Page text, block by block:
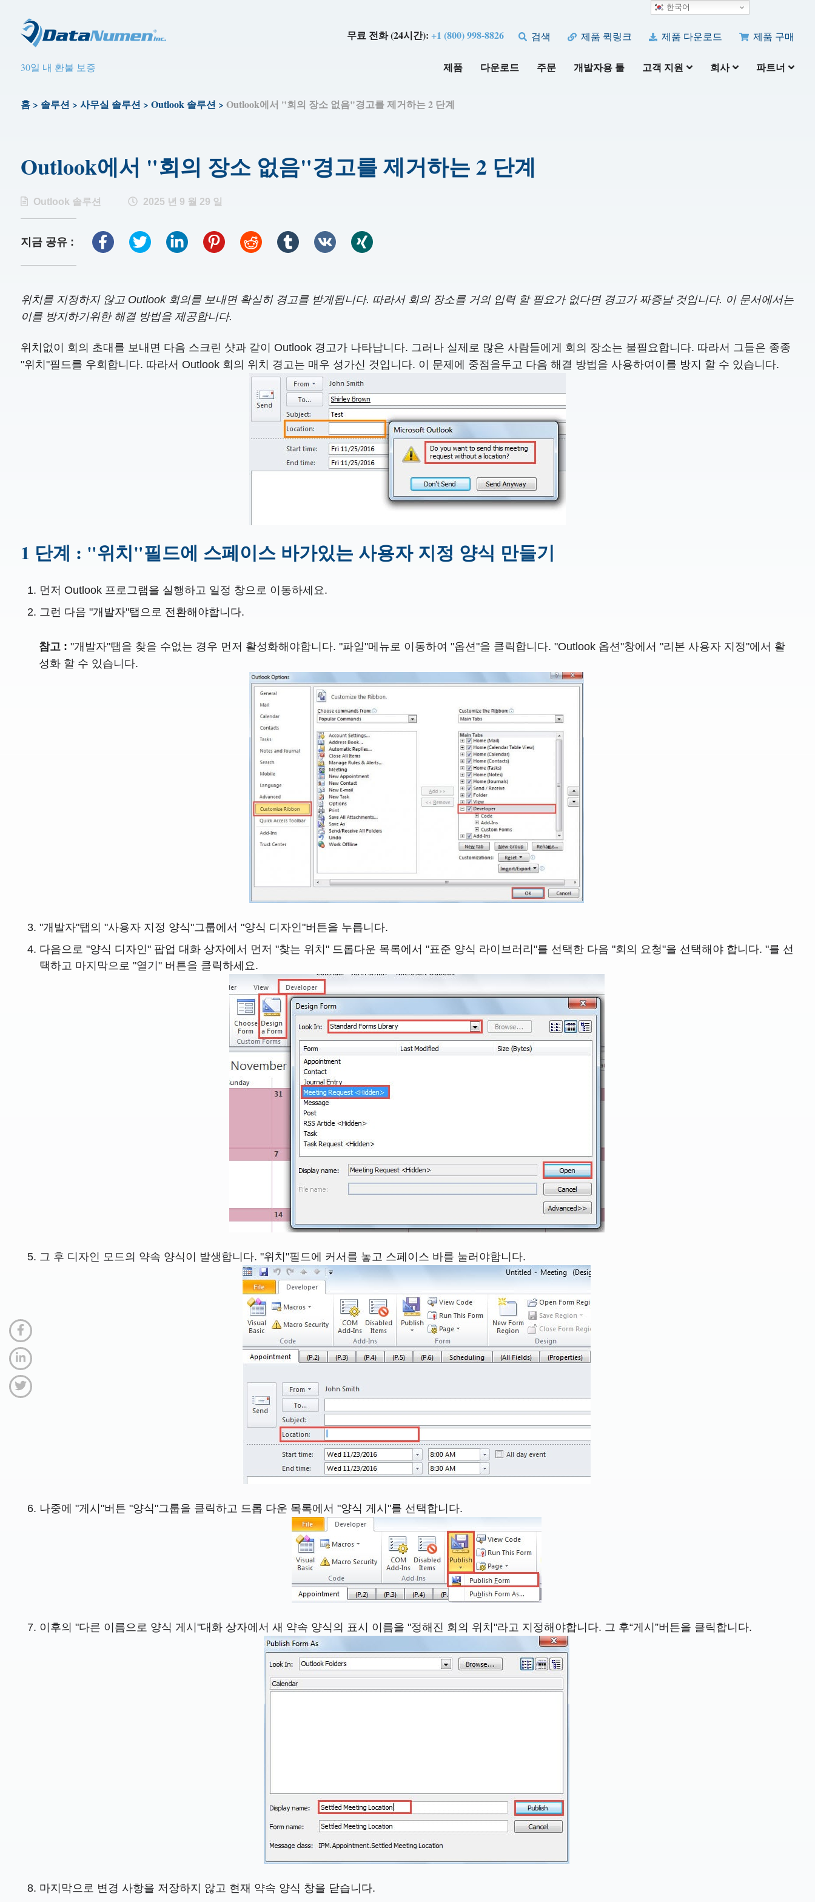
무료 전화 (24시간):+1 (800) 998-8826 검색 제품 퀵링크 제품 다운로드 제품 구매
30일 내 환불 보증 제품 다운로드 주문 개발자용 툴 고객 지원 회사 파트너
홈> 솔루션 > 사무실 솔루션 > Outlook 솔루션 > Outlook에서 "회의 장소 없음"경고를 제거하는 2 단계
Outlook에서 "회의 장소 없음"경고를 제거하는 2 단계
Outlook 솔루션 2025 년 9 월 29 일
지금 공유 :
위치를 지정하지 않고 Outlook 회의를 보내면 확실히 경고를 받게됩니다. 따라서 회의 장소를 거의 입력 할 필요가 없다면 경고가 짜증날 것입니다. 이 문서에서는
이를 방지하기위한 해결 방법을 제공합니다.
위치없이 회의 초대를 보내면 다음 스크린 샷과 같이 Outlook 경고가 나타납니다. 그러나 실제로 많은 사람들에게 회의 장소는 불필요합니다. 따라서 그들은 종종
"위치"필드를 우회합니다. 따라서 Outlook 회의 위치 경고는 매우 성가신 것입니다. 이 문제에 중점을두고 다음 해결 방법을 사용하여이를 방지 할 수 있습니다.
1 단계 : "위치"필드에 스페이스 바가있는 사용자 지정 양식 만들기
먼저 Outlook 프로그램을 실행하고 일정 창으로 이동하세요.
그런 다음 "개발자"탭으로 전환해야합니다.
참고 : "개발자"탭을 찾을 수없는 경우 먼저 활성화해야합니다. "파일"메뉴로 이동하여 "옵션"을 클릭합니다. "Outlook 옵션"창에서 "리본 사용자 지정"에서 활
성화 할 수 있습니다.
"개발자"탭의 "사용자 지정 양식"그룹에서 "양식 디자인"버튼을 누릅니다.
다음으로 "양식 디자인" 팝업 대화 상자에서 먼저 "찾는 위치" 드롭다운 목록에서 "표준 양식 라이브러리"를 선택한 다음 "회의 요청"을 선택해야 합니다. "를 선
택하고 마지막으로 "열기" 버튼을 클릭하세요.
그 후 디자인 모드의 약속 양식이 발생합니다. "위치"필드에 커서를 놓고 스페이스 바를 눌러야합니다.
나중에 "게시"버튼 "양식"그룹을 클릭하고 드롭 다운 목록에서 "양식 게시"를 선택합니다.
이후의 "다른 이름으로 양식 게시"대화 상자에서 새 약속 양식의 표시 이름을 "정해진 회의 위치"라고 지정해야합니다. 그 후“게시”버튼을 클릭합니다.
마지막으로 변경 사항을 저장하지 않고 현재 약속 양식 창을 닫습니다.
한국어